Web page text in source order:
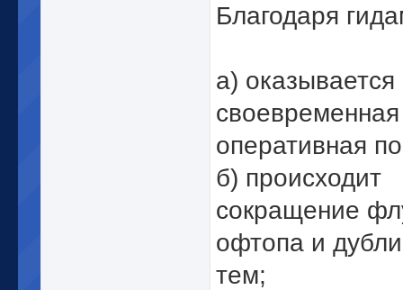
Благодаря
а) оказывается
оперативная
б) происходит
сокращение
офтопа и
тем;